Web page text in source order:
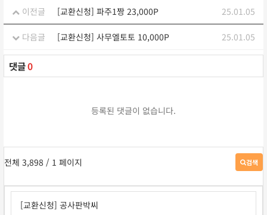
이전글 [교환신청] 파주1짱 23,000P 25.01.05
다음글 [교환신청] 사무엘토토 10,000P 25.01.05
댓글0
등록된 댓글이 없습니다.
전체 3,898 / 1 페이지 검색
게
판
검
[교환신청] 공사판박씨